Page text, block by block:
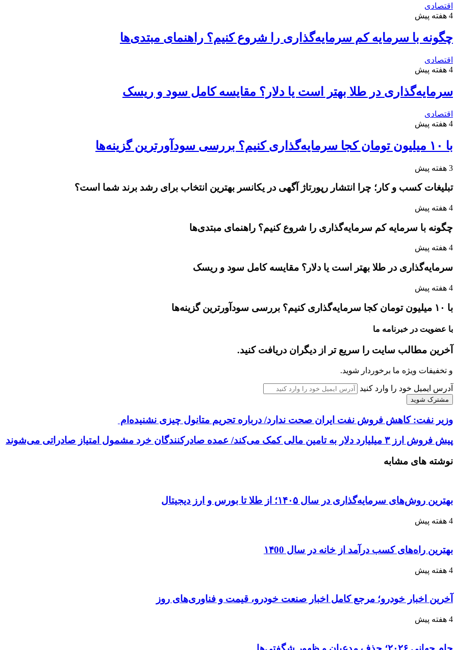
اقتصادی
4 هفته پیش
چگونه با سرمایه کم سرمایه‌گذاری را شروع کنیم؟ راهنمای مبتدی‌ها
اقتصادی
4 هفته پیش
سرمایه‌گذاری در طلا بهتر است یا دلار؟ مقایسه کامل سود و ریسک
اقتصادی
4 هفته پیش
با ۱۰ میلیون تومان کجا سرمایه‌گذاری کنیم؟ بررسی سودآورترین گزینه‌ها
3 هفته پیش
تبلیغات کسب و کار؛ چرا انتشار رپورتاژ آگهی در یکانسر بهترین انتخاب برای رشد برند شما است؟
4 هفته پیش
چگونه با سرمایه کم سرمایه‌گذاری را شروع کنیم؟ راهنمای مبتدی‌ها
4 هفته پیش
سرمایه‌گذاری در طلا بهتر است یا دلار؟ مقایسه کامل سود و ریسک
4 هفته پیش
با ۱۰ میلیون تومان کجا سرمایه‌گذاری کنیم؟ بررسی سودآورترین گزینه‌ها
با عضویت در خبرنامه ما
آخرین مطالب سایت را سریع تر از دیگران دریافت کنید.
و تخفیفات ویژه ما برخوردار شوید.
آدرس ایمیل خود را وارد کنید
وزیر نفت: کاهش فروش نفت ایران صحت ندارد/ درباره تحریم متانول چیزی نشنیده‌ام
پیش فروش ارز ۳ میلیارد دلار به تامین مالی کمک می‌کند/ عمده‌ صادرکنندگان خرد مشمول امتیاز صادراتی می‌شوند
نوشته های مشابه
بهترین روش‌های سرمایه‌گذاری در سال ۱۴۰۵؛ از طلا تا بورس و ارز دیجیتال
4 هفته پیش
بهترین راه‌های کسب درآمد از خانه در سال ۱۴00
4 هفته پیش
آخرین اخبار خودرو؛ مرجع کامل اخبار صنعت خودرو، قیمت و فناوری‌های روز
4 هفته پیش